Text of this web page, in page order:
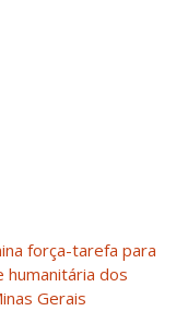
força-tarefa para
humanitária dos
Gerais